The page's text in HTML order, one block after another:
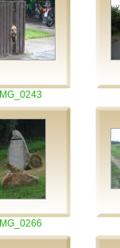
IMG_0243
IMG_0266